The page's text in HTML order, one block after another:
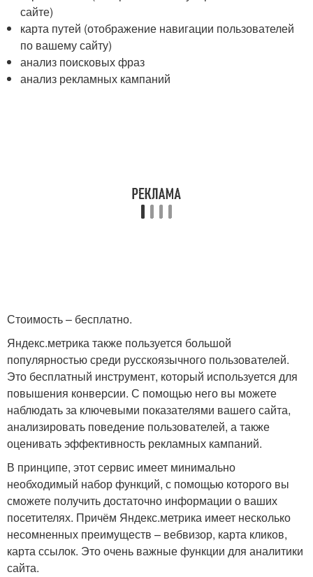
сайте)
карта путей (отображение навигации пользователей
по вашему сайту)
анализ поисковых фраз
анализ рекламных кампаний
Стоимость – бесплатно.
Яндекс.метрика также пользуется большой
популярностью среди русскоязычного пользователей.
Это бесплатный инструмент, который используется для
повышения конверсии. С помощью него вы можете
наблюдать за ключевыми показателями вашего сайта,
анализировать поведение пользователей, а также
оценивать эффективность рекламных кампаний.
В принципе, этот сервис имеет минимально
необходимый набор функций, с помощью которого вы
сможете получить достаточно информации о ваших
посетителях. Причём Яндекс.метрика имеет несколько
несомненных преимуществ – вебвизор, карта кликов,
карта ссылок. Это очень важные функции для аналитики
сайта.